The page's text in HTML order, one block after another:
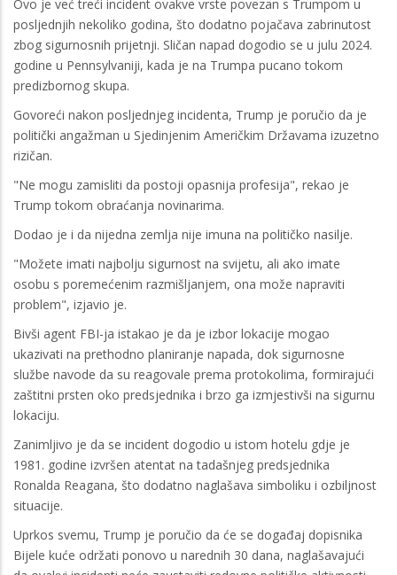
Ovo je već treći incident ovakve vrste povezan s Trumpom u
posljednjih nekoliko godina, što dodatno pojačava zabrinutost
zbog sigurnosnih prijetnji. Sličan napad dogodio se u julu 2024.
godine u Pennsylvaniji, kada je na Trumpa pucano tokom
predizbornog skupa.
Govoreći nakon posljednjeg incidenta, Trump je poručio da je
politički angažman u Sjedinjenim Američkim Državama izuzetno
rizičan.
"Ne mogu zamisliti da postoji opasnija profesija", rekao je
Trump tokom obraćanja novinarima.
Dodao je i da nijedna zemlja nije imuna na političko nasilje.
"Možete imati najbolju sigurnost na svijetu, ali ako imate
osobu s poremećenim razmišljanjem, ona može napraviti
problem", izjavio je.
Bivši agent FBI-ja istakao je da je izbor lokacije mogao
ukazivati na prethodno planiranje napada, dok sigurnosne
službe navode da su reagovale prema protokolima, formirajući
zaštitni prsten oko predsjednika i brzo ga izmjestivši na sigurnu
lokaciju.
Zanimljivo je da se incident dogodio u istom hotelu gdje je
1981. godine izvršen atentat na tadašnjeg predsjednika
Ronalda Reagana, što dodatno naglašava simboliku i ozbiljnost
situacije.
Uprkos svemu, Trump je poručio da će se događaj dopisnika
Bijele kuće održati ponovo u narednih 30 dana, naglašavajući